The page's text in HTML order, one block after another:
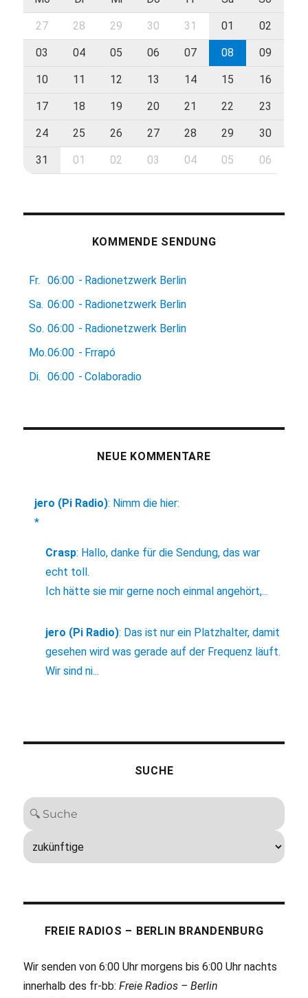
27 28 29 30 31 01 02
03 04 05 06 07 08 09
10 11 12 13 14 15 16
17 18 19 20 21 22 23
24 25 26 27 28 29 30
31 01 02 03 04 05 06
KOMMENDE SENDUNG
Fr. 06:00 - Radionetzwerk Berlin
Sa. 06:00 - Radionetzwerk Berlin
So. 06:00 - Radionetzwerk Berlin
Mo.06:00 - Frrapó
Di.
06:00 - Colaboradio
NEUE KOMMENTARE
jero (Pi Radio): Nimm die hier:
*
Crasp: Hallo, danke für die Sendung, das war
echt toll.
Ich hätte sie mir gerne noch einmal angehört,...
jero (Pi Radio): Das ist nur ein Platzhalter, damit
gesehen wird was gerade auf der Frequenz läuft.
Wir sind ni...
SUCHE
FREIE RADIOS – BERLIN BRANDENBURG
Wir senden von 6:00 Uhr morgens bis 6:00 Uhr nachts
innerhalb des fr-bb:Freie Radios – Berlin